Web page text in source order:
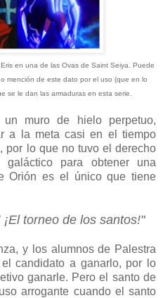
en una de las Ovas de Saint Seiya. Puede
mención de este dato por el uso (que en lo
se le dan las armaduras en esta serie.
muro de hielo perpetuo,
a la meta casi en el tiempo
por lo que no tuvo el derecho
para obtener una
Orión es el único que tiene
torneo de los santos!"
y los alumnos de Palestra
candidato a ganarlo, por lo
ganarle. Pero el santo de
arrogante cuando el santo